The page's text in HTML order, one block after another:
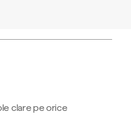
clare pe orice